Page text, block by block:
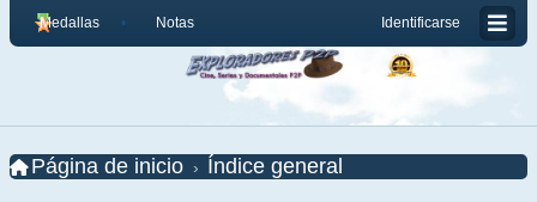
Identificarse
Medallas Notas
Página de inicio Índice general